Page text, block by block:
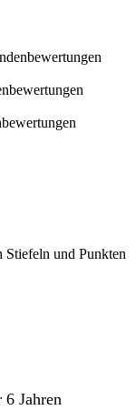
Stiefeln und Punkten
6 Jahren